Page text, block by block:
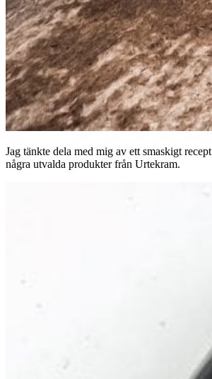
Jag tänkte dela med mig av ett smaskigt
några utvalda produkter från Urtekram.